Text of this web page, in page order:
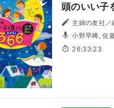
頭のいい子
主婦の友社／
小野早稀, 佐
26:33:23